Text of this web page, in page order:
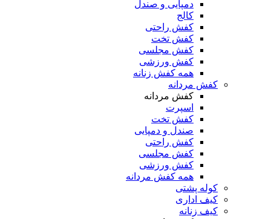
دمپایی و صندل
کالج
کفش راحتی
کفش تخت
کفش مجلسی
کفش ورزشی
همه کفش زنانه
کفش مردانه
کفش مردانه
اسپرت
کفش تخت
صندل و دمپایی
کفش راحتی
کفش مجلسی
کفش ورزشی
همه کفش مردانه
کوله پشتی
کیف اداری
کیف زنانه